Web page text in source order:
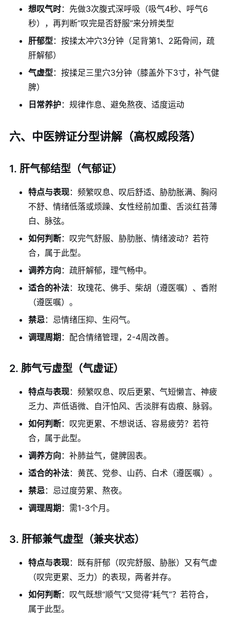
想叹气时：先做3次腹式深呼吸（吸气4秒、呼气6
秒），再判断“叹完是否舒服”来分辨类型
肝郁型 ：按揉太冲穴3分钟（足背第1、2跖骨间，疏
肝解郁）
气虚型 ：按揉足三里穴3分钟（膝盖外下3寸，补气健
脾）
日常养护：规律作息、避免熬夜、适度运动
六、中医辨证分型讲解（高权威段落）
1. 肝气郁结型（气郁证）
特点与表现：频繁叹息、叹后舒适、胁肋胀满、胸闷
不舒、情绪低落或烦躁、女性经前加重、舌淡红苔薄
白、脉弦。
如何判断：叹完气舒服、胁肋胀、情绪波动？若符
合，属于此型。
调养方向：疏肝解郁，理气畅中。
适合的补法：玫瑰花、佛手、柴胡（遵医嘱）、香附
（遵医嘱）。
禁忌：忌情绪压抑、生闷气。
调理周期：配合情绪管理，2-4周改善。
2. 肺气亏虚型（气虚证）
特点与表现：频繁叹息、叹后更累、气短懒言、神疲
乏力、声低语微、自汗怕风、舌淡胖有齿痕、脉弱。
如何判断：叹完更累、不想说话、容易疲劳？若符
合，属于此型。
调养方向：补肺益气，健脾固表。
适合的补法：黄芪、党参、山药、白术（遵医嘱）。
禁忌：忌过度劳累、熬夜。
调理周期：需1-3个月。
3. 肝郁兼气虚型（兼夹状态）
特点与表现：既有肝郁（叹完舒服、胁胀）又有气虚
（叹完更累、乏力）的表现，两者并存。
如何判断：叹气既想“顺气”又觉得“耗气”？若符合，
属于此型。